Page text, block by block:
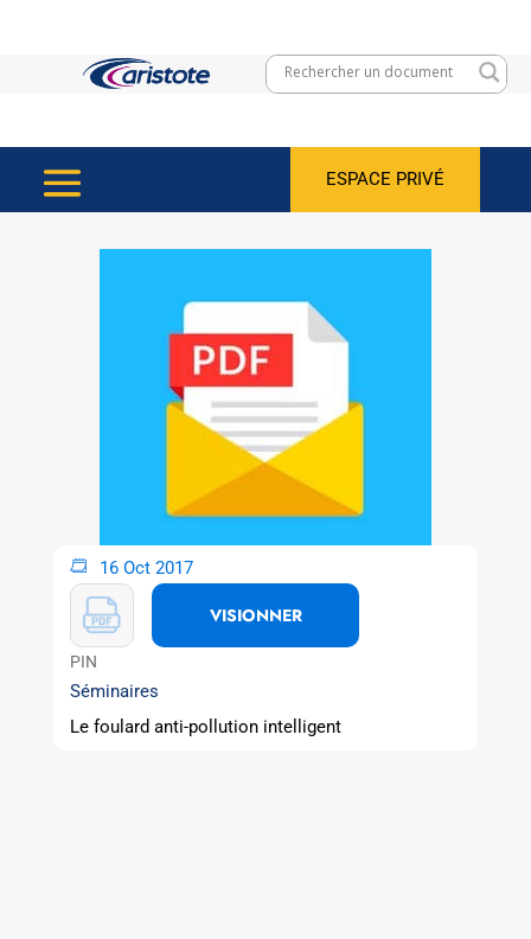
ESPACE PRIVÉ
16 Oct 2017
VISIONNER
PIN
Séminaires
Le foulard anti-pollution intelligent